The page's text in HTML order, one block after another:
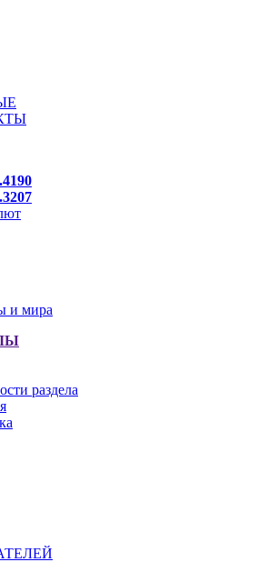
раздела